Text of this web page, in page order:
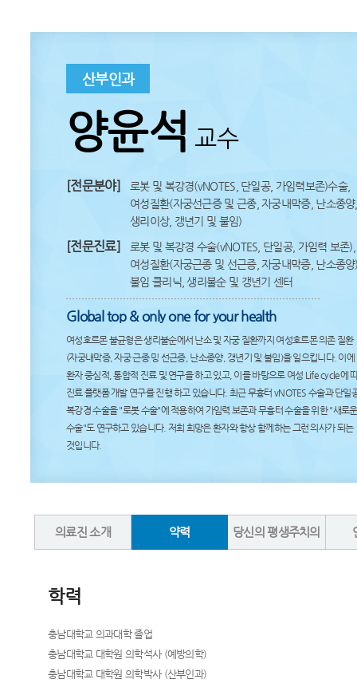
산부인과
양윤석 교수
[전문분야]
로봇 및 복강경(vNOTES, 단일공, 가임력보존)수술,
여성질환(자궁선근증 및 근종, 자궁내막증, 난소종양,
생리이상, 갱년기 및 불임)
[전문진료]
로봇 및 복강경 수술(vNOTES, 단일공, 가임력 보존),
여성질환(자궁근종 및 선근증, 자궁내막증, 난소종양
불임 클리닉, 생리불순 및 갱년기 센터
Global top & only one for your health
여성호르몬 불균형은 생리불순에서 난소 및 자궁 질환까지 여성호르몬 의존 질환
(자궁내막증, 자궁 근종 밍 선근증, 난소종양, 갱년기 및 불임)을 일으킵니다. 이에
환자 중심적, 통합적 진료 및 연구을 하고 있고, 이를 바탕으로 여성 Life cycle에
진료 플랫폼 개발 연구를 진행 하고 있습니다. 최근 무흉터 vNOTES 수술과 단일
복강경 수술을 "로봇 수술"에 적용하여 가임력 보존과 무흉터 수술을 위한 "새로
수술"도 연구하고 있습니다. 저희 희망은 환자와 항상 함께하는 그런 의사가 되는
것입니다.
의료진 소개 약력 당신의 평생주치의
학력
충남대학교 의과대학 졸업
충남대학교 대학원 의학석사 (예방의학)
충남대학교 대학원 의학박사 (산부인과)